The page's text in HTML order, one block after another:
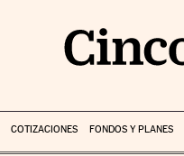
COTIZACIONES FONDOS Y PLANES